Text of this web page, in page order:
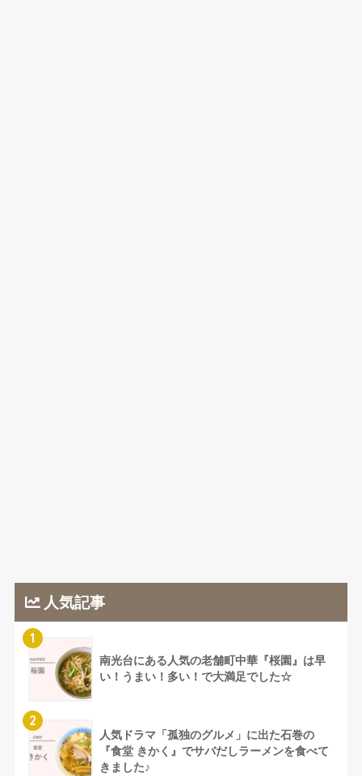
人気記事
1
南光台にある人気の老舗町中華『桜園』は早
い！うまい！多い！で大満足でした☆
2
人気ドラマ「孤独のグルメ」に出た石巻の
『食堂 きかく』でサバだしラーメンを食べて
きました♪